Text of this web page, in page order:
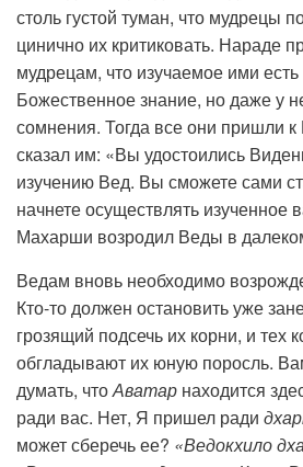
столь густой туман, что мудрецы
цинично их критиковать. Нараде
мудрецам, что изучаемое ими
Божественное знание, но даже у
сомнения. Тогда все они пришли
сказал им: «Вы удостоились
изучению Вед. Вы сможете сами
начнете осуществлять изученное
Махарши возродил Веды в
Ведам вновь необходимо
Кто-то должен остановить уже
грозящий подсечь их корни, и тех
обгладывают их юную поросль.
думать, чтоАватар находится
ради вас. Нет, Я пришел ради
может сберечь ее? «Ведокхило